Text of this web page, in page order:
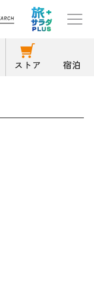
ストア 宿泊